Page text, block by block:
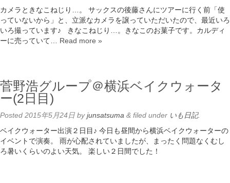
カメラときなこねじり…。 サックスの後藤さんにツアーに行く前「使
っていないから」と、立派なカメラを譲っていただいたので、最近いろ
いろ撮っています♪ きなこねじり…。きなこのお菓子です。カルディ
ーに売っていて… Read more »
菅野浩グループ＠横浜ベイクウォータ
ー(2日目)
Posted 2015年5月24日 byjunsatsuma & filed under いも日記.
ベイクウォーター出演２日目♪ 今日も昼間から横浜ベイクウォーターの
イベントで演奏。 雨が心配されていましたが、まったく問題なくむし
ろ暑いくらいのよい天気。 楽しい２日間でした！